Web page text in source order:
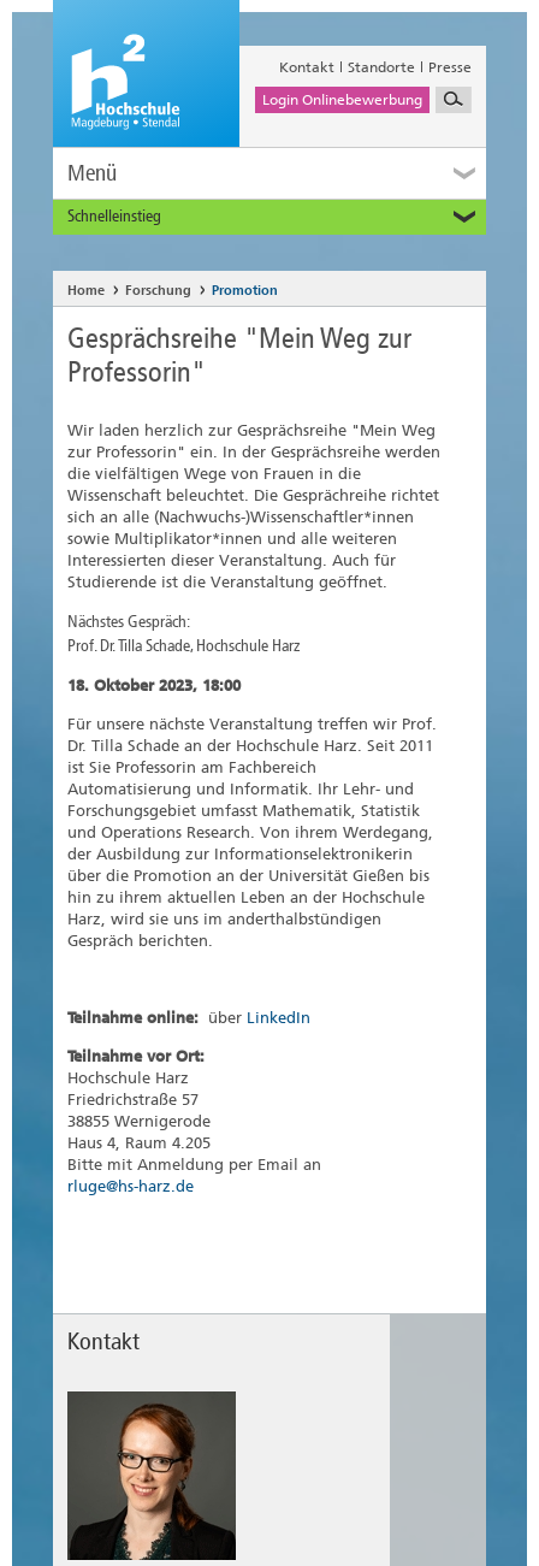
Kontakt Standorte
Presse
Login Onlinebewerbung
Menü
Schnelleinstieg
Alumni
Unternehmen und Institutionen
Studierende
Beschäftigte
Home Forschung Promotion
Gesprächsreihe "Mein Weg zur
Professorin"
Wir laden herzlich zur Gesprächsreihe "Mein Weg
zur Professorin" ein. In der Gesprächsreihe werden
die vielfältigen Wege von Frauen in die
Wissenschaft beleuchtet. Die Gesprächreihe richtet
sich an alle (Nachwuchs-)Wissenschaftler*innen
sowie Multiplikator*innen und alle weiteren
Interessierten dieser Veranstaltung. Auch für
Studierende ist die Veranstaltung geöffnet.
Nächstes Gespräch:
Prof. Dr. Tilla Schade, Hochschule Harz
18. Oktober 2023, 18:00
Für unsere nächste Veranstaltung treffen wir Prof.
Dr. Tilla Schade an der Hochschule Harz. Seit 2011
ist Sie Professorin am Fachbereich
Automatisierung und Informatik. Ihr Lehr- und
Forschungsgebiet umfasst Mathematik, Statistik
und Operations Research. Von ihrem Werdegang,
der Ausbildung zur Informationselektronikerin
über die Promotion an der Universität Gießen bis
hin zu ihrem aktuellen Leben an der Hochschule
Harz, wird sie uns im anderthalbstündigen
Gespräch berichten.
Teilnahme online: über LinkedIn
Teilnahme vor Ort:
Hochschule Harz
Friedrichstraße 57
38855 Wernigerode
Haus 4, Raum 4.205
Bitte mit Anmeldung per Email an
rluge@hs-harz.de
Kontakt